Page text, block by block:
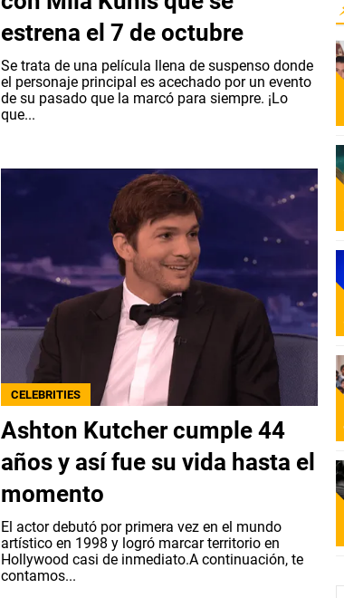
estrena el 7 de octubre
Se trata de una película llena de suspenso donde
el personaje principal es acechado por un evento
de su pasado que la marcó para siempre. ¡Lo
que...
CELEBRITIES
Ashton Kutcher cumple 44
años y así fue su vida hasta el
momento
El actor debutó por primera vez en el mundo
artístico en 1998 y logró marcar territorio en
Hollywood casi de inmediato.A continuación, te
contamos...